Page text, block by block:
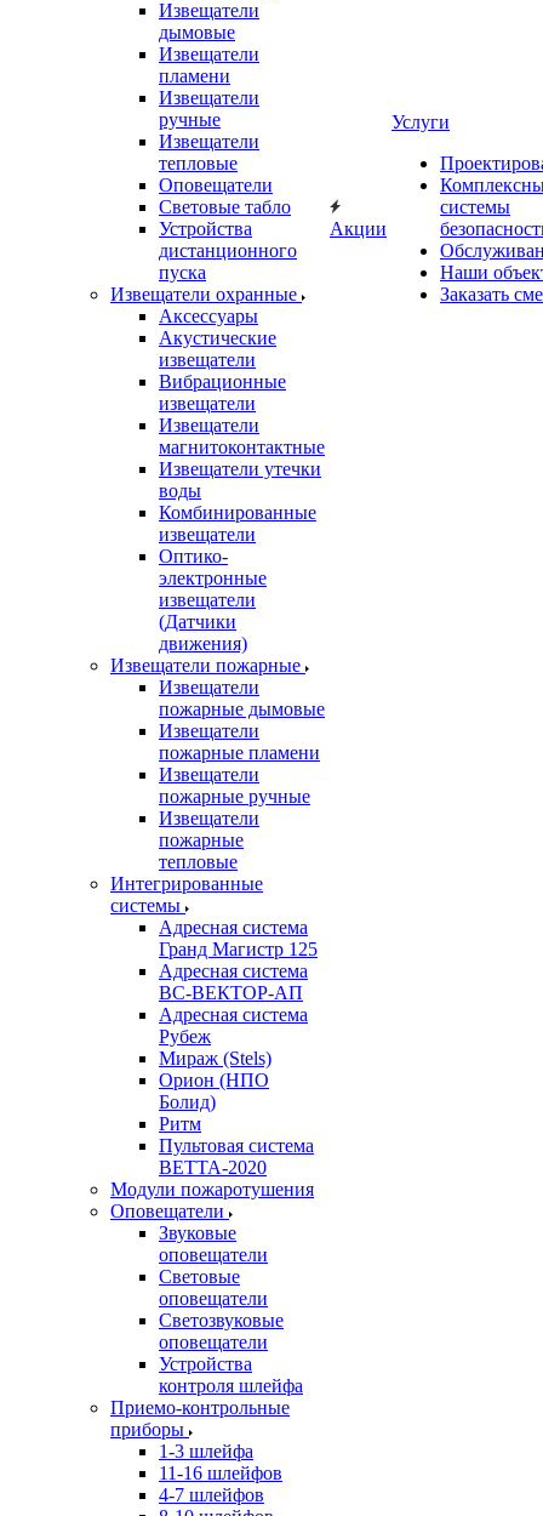
Извещатели
дымовые
Извещатели
пламени
Извещатели
ручные
Извещатели
тепловые
Оповещатели
Световые табло
Устройства
дистанционного
пуска
Извещатели охранные
Аксессуары
Акустические
извещатели
Вибрационные
извещатели
Извещатели
магнитоконтактные
Извещатели утечки
воды
Комбинированные
извещатели
Оптико-
электронные
извещатели
(Датчики
движения)
Извещатели пожарные
Извещатели
пожарные дымовые
Извещатели
пожарные пламени
Извещатели
пожарные ручные
Извещатели
пожарные
тепловые
Интегрированные
системы
Адресная система
Гранд Магистр 125
Адресная система
ВС-ВЕКТОР-АП
Адресная система
Рубеж
Мираж (Stels)
Орион (НПО
Болид)
Ритм
Пультовая система
ВЕТТА-2020
Модули пожаротушения
Оповещатели
Звуковые
оповещатели
Световые
оповещатели
Светозвуковые
оповещатели
Устройства
контроля шлейфа
Приемо-контрольные
приборы
1-3 шлейфа
11-16 шлейфов
4-7 шлейфов
Акции
Услуги
системы
Наши
Заказать